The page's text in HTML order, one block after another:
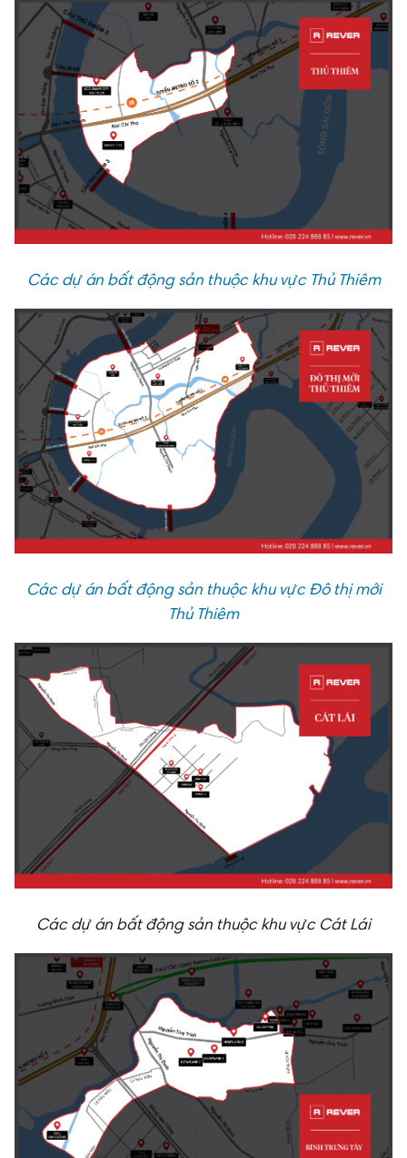
Các dự án bất động sản thuộc khu vực Thủ Thiêm
Các dự án bất động sản thuộc khu vực Đô thị mới
Thủ Thiêm
Các dự án bất động sản thuộc khu vực Cát Lái